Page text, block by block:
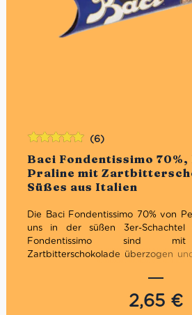
Baci Fondentissimo 70%,
Praline mit
Süßes aus Italien
(6)
Die Baci Fondentissimo 70% von
uns in der süßen 3er-Schachtel
Fondentissimo sind mit
Zartbitterschokolade überzogen
dunkler Schokolade verleiht einen
Die Verpackung ist schwarz wie
Schokolade und mit goldenen
2,65 €
Bewertet
mit5.00von
5